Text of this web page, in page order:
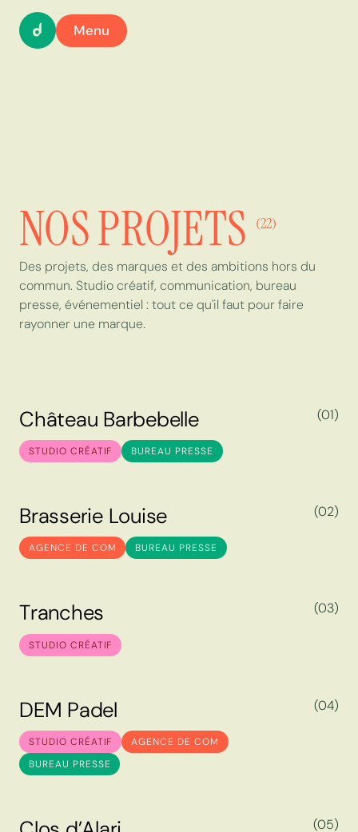
Menu
NOS PROJETS (22)
Des projets, des marques et des ambitions hors du
commun. Studio créatif, communication, bureau
presse, événementiel : tout ce qu'il faut pour faire
rayonner une marque.
C
C
h
h
â
â
t
t
e
e
a
a
u
u
B
B
a
a
r
r
b
b
e
e
b
b
e
e
l
l
l
l
e
e
STUDIO CRÉATIF BUREAU PRESSE
(01)
B
B
r
r
a
a
s
s
s
s
e
e
r
r
i
i
e
e
L
L
o
o
u
u
i
i
s
s
e
e
AGENCE DE COM BUREAU PRESSE
(02)
T
T
r
r
a
a
n
n
c
c
h
h
e
e
s
s
STUDIO CRÉATIF
(03)
D
D
E
E
M
M
P
P
a
a
d
d
e
e
l
l
STUDIO CRÉATIF
AGENCE DE COM
BUREAU PRESSE
(04)
(05)